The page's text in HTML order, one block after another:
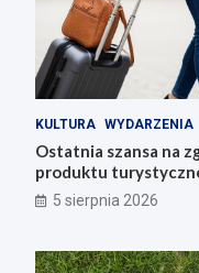
KULTURA WYDARZENIA
Ostatnia szansa na
produktu
konkursu POT
5 sierpnia 2026